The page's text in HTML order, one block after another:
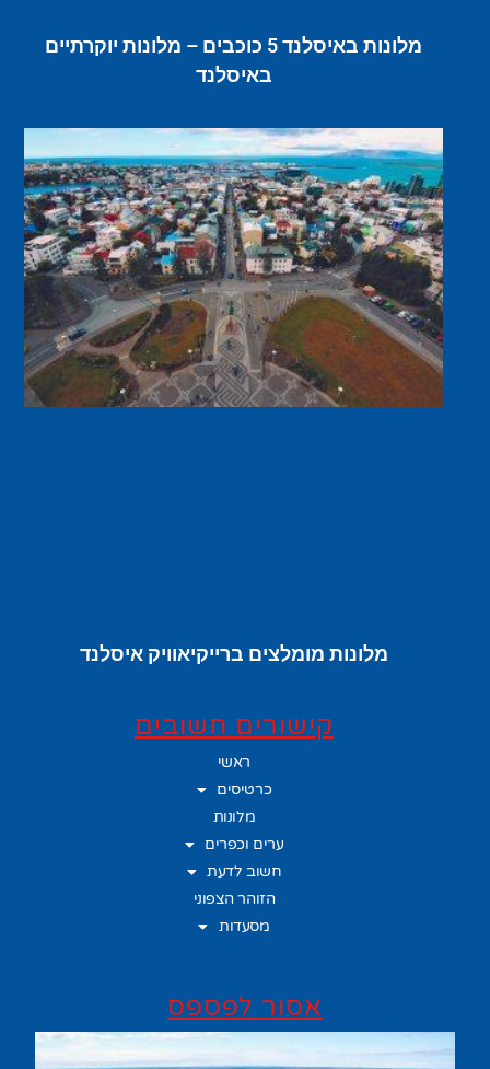
מלונות באיסלנד 5 כוכבים – מלונות יוקרתיים
באיסלנד
מלונות מומלצים ברייקיאוויק איסלנד
קישורים חשובים
ראשי
כרטיסים
מלונות
ערים וכפרים
חשוב לדעת
הזוהר הצפוני
מסעדות
אסור לפספס